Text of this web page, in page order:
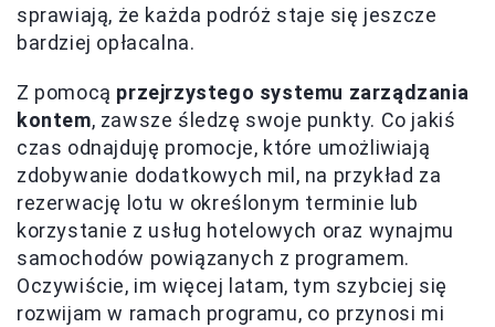
sprawiają, że każda podróż staje się jeszcze
bardziej opłacalna.
Z pomocą przejrzystego systemu zarządzania
kontem, zawsze śledzę swoje punkty. Co jakiś
czas odnajduję promocje, które umożliwiają
zdobywanie dodatkowych mil, na przykład za
rezerwację lotu w określonym terminie lub
korzystanie z usług hotelowych oraz wynajmu
samochodów powiązanych z programem.
Oczywiście, im więcej latam, tym szybciej się
rozwijam w ramach programu, co przynosi mi